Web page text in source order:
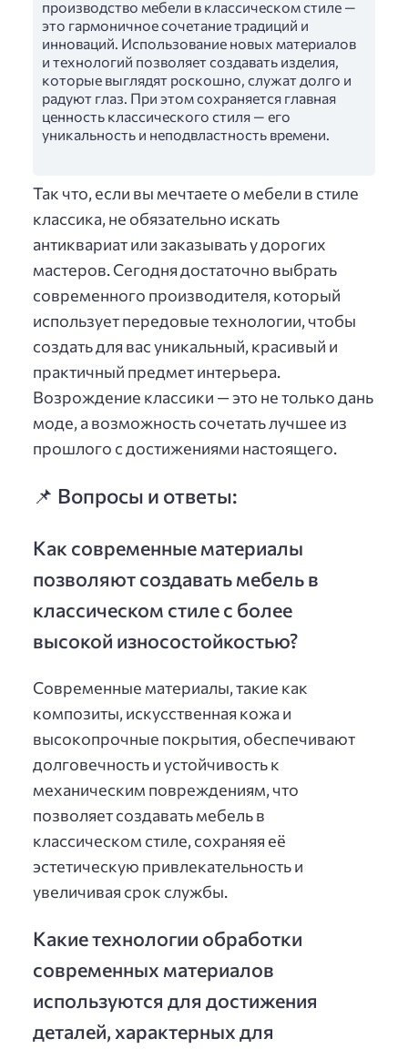
производство мебели в классическом стиле —
это гармоничное сочетание традиций и
инноваций. Использование новых материалов
и технологий позволяет создавать изделия,
которые выглядят роскошно, служат долго и
радуют глаз. При этом сохраняется главная
ценность классического стиля — его
уникальность и неподвластность времени.
Так что, если вы мечтаете о мебели в стиле
классика, не обязательно искать
антиквариат или заказывать у дорогих
мастеров. Сегодня достаточно выбрать
современного производителя, который
использует передовые технологии, чтобы
создать для вас уникальный, красивый и
практичный предмет интерьера.
Возрождение классики — это не только дань
моде, а возможность сочетать лучшее из
прошлого с достижениями настоящего.
📌 Вопросы и ответы:
Как современные материалы
позволяют создавать мебель в
классическом стиле с более
высокой износостойкостью?
Современные материалы, такие как
композиты, искусственная кожа и
высокопрочные покрытия, обеспечивают
долговечность и устойчивость к
механическим повреждениям, что
позволяет создавать мебель в
классическом стиле, сохраняя её
эстетическую привлекательность и
увеличивая срок службы.
Какие технологии обработки
современных материалов
используются для достижения
деталей, характерных для